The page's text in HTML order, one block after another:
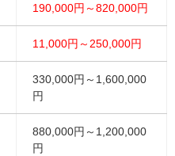
190,000円～820,000円
11,000円～250,000円
330,000円～1,600,000
円
880,000円～1,200,000
円